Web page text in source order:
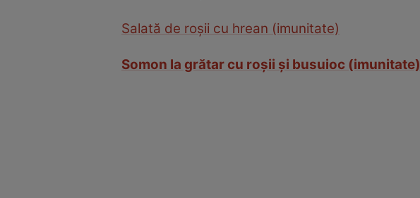
Salată de roşii cu hrean (imunitate)
Somon la grătar cu roşii şi busuioc (imunitate)